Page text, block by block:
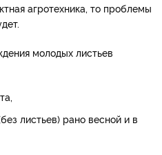
агротехника, то проблемы
молодых листьев
листьев) рано весной и в